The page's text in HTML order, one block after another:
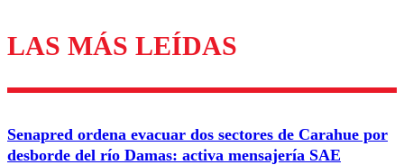
Los comentarios son moderados para garantizar un
diálogo respetuoso.
Correo
LAS MÁS LEÍDAS
Senapred ordena evacuar dos sectores de Carahue por
desborde del río Damas: activa mensajería SAE